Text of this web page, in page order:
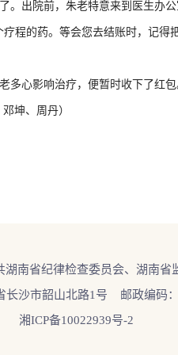
出院前，朱老特意来到医生办
程的药。等会您去结账时，记得
心影响治疗，便暂时收下了红
坤、周丹）
湖南省纪律检查委员会、湖南省
长沙市韶山北路1号 邮政编码：
湘ICP备10022939号-2